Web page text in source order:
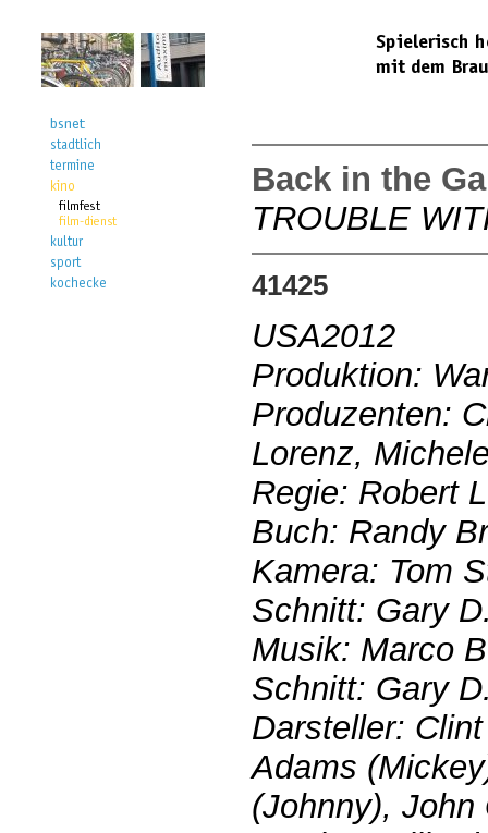
Back in the
TROUBLE
41425
USA2012
Produktion:
Produzenten:
Lorenz,
Regie: Robert
Buch: Randy
Kamera: Tom
Schnitt: Gary
Musik: Marco
Schnitt: Gary
Darsteller:
Adams
(Johnny), John